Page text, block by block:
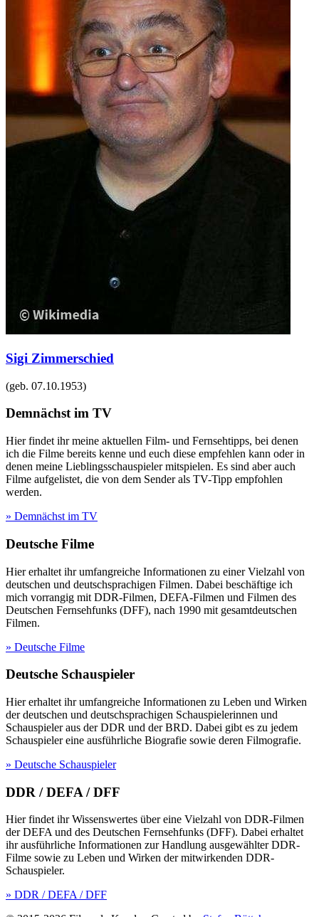
Sigi Zimmerschied
(geb. 07.10.1953)
Demnächst im TV
Hier findet ihr meine aktuellen Film- und Fernsehtipps, bei denen
ich die Filme bereits kenne und euch diese empfehlen kann oder in
denen meine Lieblingsschauspieler mitspielen. Es sind aber auch
Filme aufgelistet, die von dem Sender als TV-Tipp empfohlen
werden.
» Demnächst im TV
Deutsche Filme
Hier erhaltet ihr umfangreiche Informationen zu einer Vielzahl von
deutschen und deutschsprachigen Filmen. Dabei beschäftige ich
mich vorrangig mit DDR-Filmen, DEFA-Filmen und Filmen des
Deutschen Fernsehfunks (DFF), nach 1990 mit gesamtdeutschen
Filmen.
» Deutsche Filme
Deutsche Schauspieler
Hier erhaltet ihr umfangreiche Informationen zu Leben und Wirken
der deutschen und deutschsprachigen Schauspielerinnen und
Schauspieler aus der DDR und der BRD. Dabei gibt es zu jedem
Schauspieler eine ausführliche Biografie sowie deren Filmografie.
» Deutsche Schauspieler
DDR / DEFA / DFF
Hier findet ihr Wissenswertes über eine Vielzahl von DDR-Filmen
der DEFA und des Deutschen Fernsehfunks (DFF). Dabei erhaltet
ihr ausführliche Informationen zur Handlung ausgewählter DDR-
Filme sowie zu Leben und Wirken der mitwirkenden DDR-
Schauspieler.
» DDR / DEFA / DFF